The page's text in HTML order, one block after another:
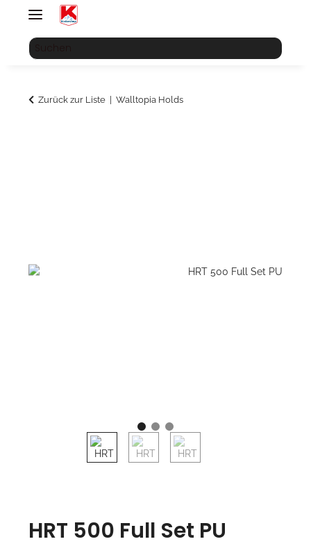
Zurück zur Liste Walltopia Holds
HRT 500 Full Set PU